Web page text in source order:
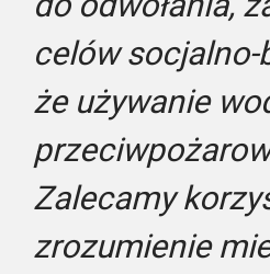
celów
że używanie
Zalecamy
zrozumienie